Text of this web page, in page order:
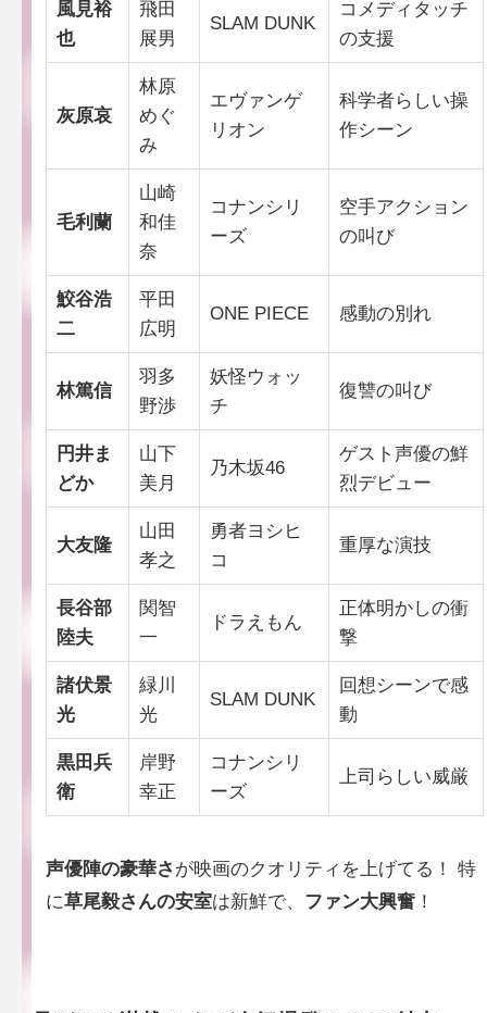
風見裕
也
飛田
展男
SLAM DUNK
コメディタッチ
の支援
灰原哀
林原
めぐ
み
エヴァンゲ
リオン
科学者らしい操
作シーン
毛利蘭
山崎
和佳
奈
コナンシリ
ーズ
空手アクション
の叫び
鮫谷浩
二
平田
広明
ONE PIECE 感動の別れ
林篤信
羽多
野渉
妖怪ウォッ
チ
復讐の叫び
円井ま
どか
山下
美月
乃木坂46
ゲスト声優の鮮
烈デビュー
大友隆
山田
孝之
勇者ヨシヒ
コ
重厚な演技
長谷部
陸夫
関智
一
ドラえもん
正体明かしの衝
撃
諸伏景
光
緑川
光
SLAM DUNK
回想シーンで感
動
黒田兵
衛
岸野
幸正
コナンシリ
ーズ
上司らしい威厳
声優陣の豪華さ が映画のクオリティを上げてる！ 特
に草尾毅さんの安室は新鮮で、 ファン大興奮 ！